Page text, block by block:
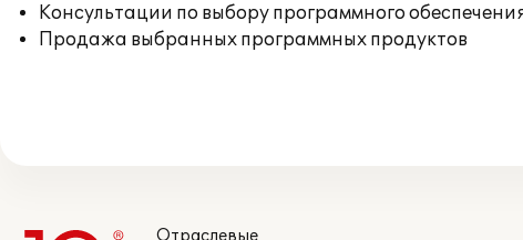
Консультации по выбору программного
Продажа выбранных программных продуктов
Отраслевые